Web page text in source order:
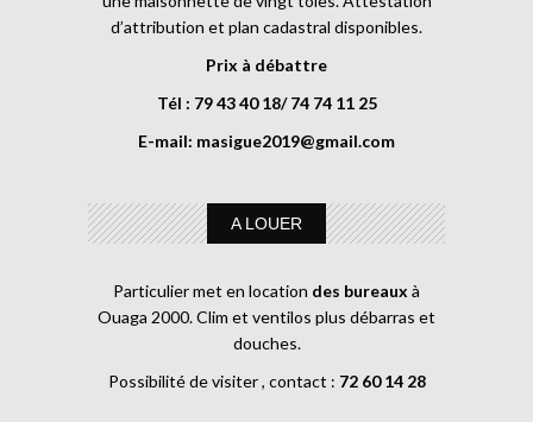
d’attribution et plan cadastral disponibles.
Prix à débattre
Tél : 79 43 40 18/ 74 74 11 25
E-mail: masigue2019@gmail.com
A LOUER
Particulier met en location des bureaux à
Ouaga 2000. Clim et ventilos plus débarras et
douches.
Possibilité de visiter , contact : 72 60 14 28